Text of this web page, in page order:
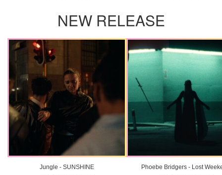
NEW RELEASE
Jungle - SUNSHINE
Phoebe Bridgers - Lost